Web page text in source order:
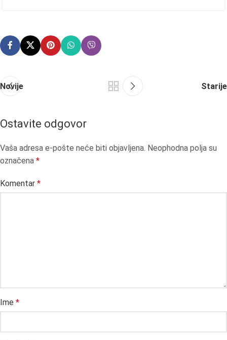
Novije Starije
Ostavite odgovor
Vaša adresa e-pošte neće biti objavljena. Neophodna polja su
označena *
Komentar *
Ime *